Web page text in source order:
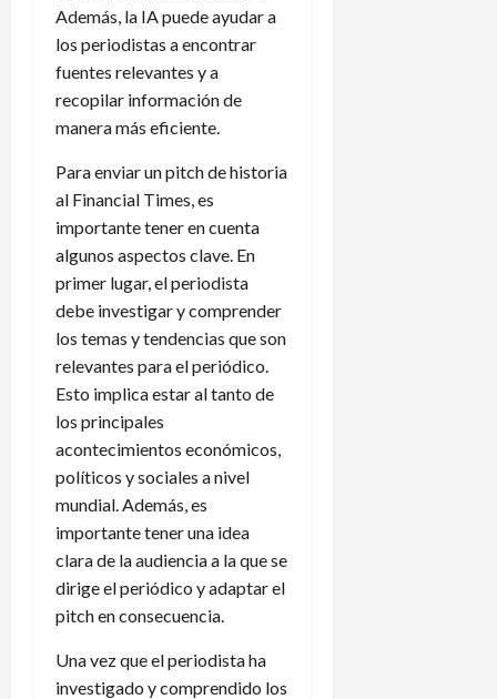
Además, la IA puede ayudar a
los periodistas a encontrar
fuentes relevantes y a
recopilar información de
manera más eficiente.
Para enviar un pitch de historia
al Financial Times, es
importante tener en cuenta
algunos aspectos clave. En
primer lugar, el periodista
debe investigar y comprender
los temas y tendencias que son
relevantes para el periódico.
Esto implica estar al tanto de
los principales
acontecimientos económicos,
políticos y sociales a nivel
mundial. Además, es
importante tener una idea
clara de la audiencia a la que se
dirige el periódico y adaptar el
pitch en consecuencia.
Una vez que el periodista ha
investigado y comprendido los